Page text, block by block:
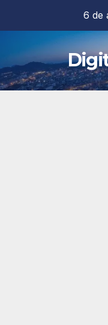
contenido
6 de